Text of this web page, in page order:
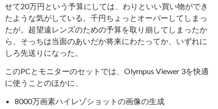
せて20万円という予算にしては、わりといい買い物ができ
たような気がしている。千円ちょっとオーバーしてしまっ
たが。超望遠レンズのための予算を取り崩してしまったか
ら、そっちは当面のあいだか将来にわたってか、いずれに
しろ先送りになった。
このPCとモニターのセットでは、Olympus Viewer 3を快適
に使うことのほかに、
8000万画素ハイレゾショットの画像の生成